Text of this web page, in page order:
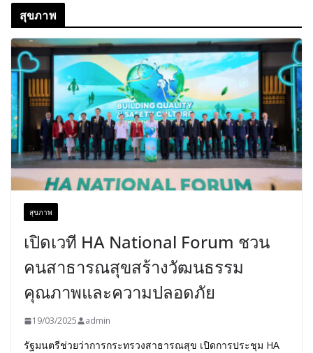
สุขภาพ
สุขภาพ
เปิดเวที HA National Forum ชวน
คนสาธารณสุขสร้างวัฒนธรรม
คุณภาพและความปลอดภัย
19/03/2025 admin
รัฐมนตรีช่วยว่าการกระทรวงสาธารณสุข เปิดการประชุม HA